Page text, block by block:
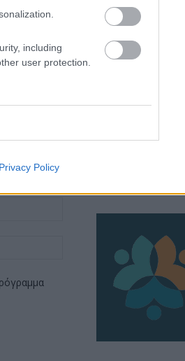
including
user protection.
Privacy Policy